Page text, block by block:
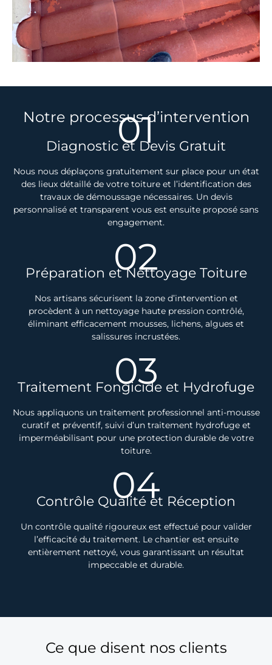
Notre processus d’intervention
01
Diagnostic et Devis Gratuit
Nous nous déplaçons gratuitement sur place pour un état
des lieux détaillé de votre toiture et l’identification des
travaux de démoussage nécessaires. Un devis
personnalisé et transparent vous est ensuite proposé sans
engagement.
02
Préparation et Nettoyage Toiture
Nos artisans sécurisent la zone d’intervention et
procèdent à un nettoyage haute pression contrôlé,
éliminant efficacement mousses, lichens, algues et
salissures incrustées.
03
Traitement Fongicide et Hydrofuge
Nous appliquons un traitement professionnel anti-mousse
curatif et préventif, suivi d’un traitement hydrofuge et
imperméabilisant pour une protection durable de votre
toiture.
04
Contrôle Qualité et Réception
Un contrôle qualité rigoureux est effectué pour valider
l’efficacité du traitement. Le chantier est ensuite
entièrement nettoyé, vous garantissant un résultat
impeccable et durable.
Ce que disent nos clients